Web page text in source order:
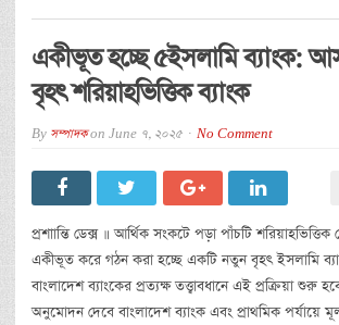
একীভূত হচ্ছে ৫ইসলামি ব্যাংক:
বৃহৎ শরিয়াহভিত্তিক ব্যাংক
By সম্পাদকon June 7, 2025 No Comment
প্রশাান্তি ডেক্স ॥ আর্থিক সংকটে পড়া পাঁচটি শরিয়াহভিত্তিক
একীভূত করে গঠন করা হচ্ছে একটি নতুন বৃহৎ ইসলামি
বাংলাদেশ ব্যাংকের প্রত্যক্ষ তত্ত্বাবধানে এই প্রক্রিয়া শুরু
অনুমোদন দেবে বাংলাদেশ ব্যাংক এবং প্রাথমিক পর্যায়ে